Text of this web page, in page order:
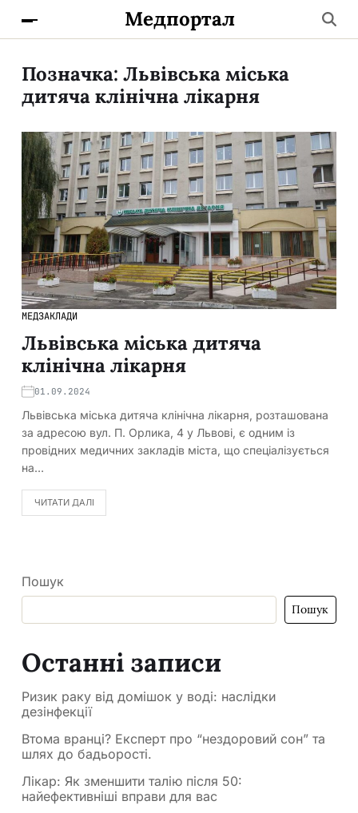
Медпортал
Позначка: Львівська міська
дитяча клінічна лікарня
МЕДЗАКЛАДИ
Львівська міська дитяча
клінічна лікарня
01.09.2024
Львівська міська дитяча клінічна лікарня, розташована
за адресою вул. П. Орлика, 4 у Львові, є одним із
провідних медичних закладів міста, що спеціалізується
на…
ЧИТАТИ ДАЛІ
Пошук
Пошук
Останні записи
Ризик раку від домішок у воді: наслідки
дезінфекції
Втома вранці? Експерт про “нездоровий сон” та
шлях до бадьорості.
Лікар: Як зменшити талію після 50:
найефективніші вправи для вас